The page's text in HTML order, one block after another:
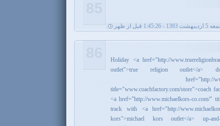
1393 - 1:45:26 قبل از ظهر
Holiday <a href="http://
outlet">true religion outlet</
href="http://
title="www.coachfactory.com/store">coach
<a href="http://www.michaelkors-co.com/"
track with <a href="http://
kors">michael kors outlet</a> up-